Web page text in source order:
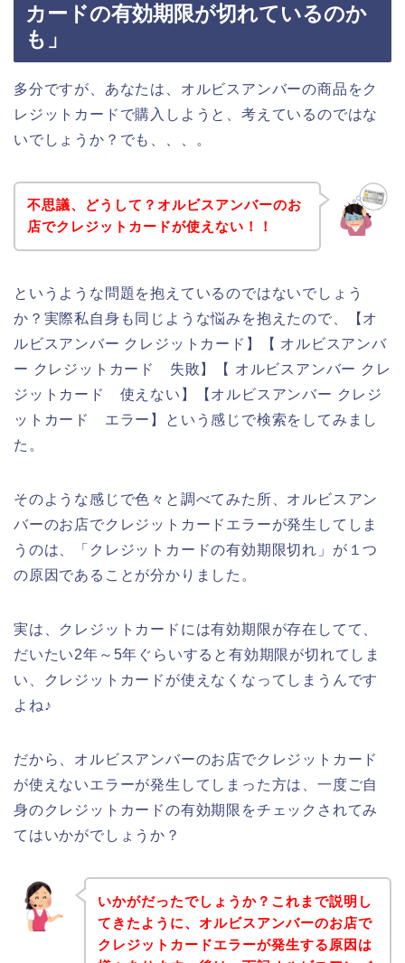
カードの有効期限が切れているのか
も」
多分ですが、あなたは、オルビスアンバーの商品をク
レジットカードで購入しようと、考えているのではな
いでしょうか？でも、、、。
不思議、どうして？オルビスアンバーのお
店でクレジットカードが使えない！！
というような問題を抱えているのではないでしょう
か？実際私自身も同じような悩みを抱えたので、【オ
ルビスアンバー クレジットカード】【 オルビスアンバ
ー クレジットカード 失敗】【 オルビスアンバー クレ
ジットカード 使えない】【オルビスアンバー クレジ
ットカード エラー】という感じで検索をしてみまし
た。
そのような感じで色々と調べてみた所、オルビスアン
バーのお店でクレジットカードエラーが発生してしま
うのは、「クレジットカードの有効期限切れ」が１つ
の原因であることが分かりました。
実は、クレジットカードには有効期限が存在してて、
だいたい2年～5年ぐらいすると有効期限が切れてしま
い、クレジットカードが使えなくなってしまうんです
よね♪
だから、オルビスアンバーのお店でクレジットカード
が使えないエラーが発生してしまった方は、一度ご自
身のクレジットカードの有効期限をチェックされてみ
てはいかがでしょうか？
いかがだったでしょうか？これまで説明し
てきたように、オルビスアンバーのお店で
クレジットカードエラーが発生する原因は